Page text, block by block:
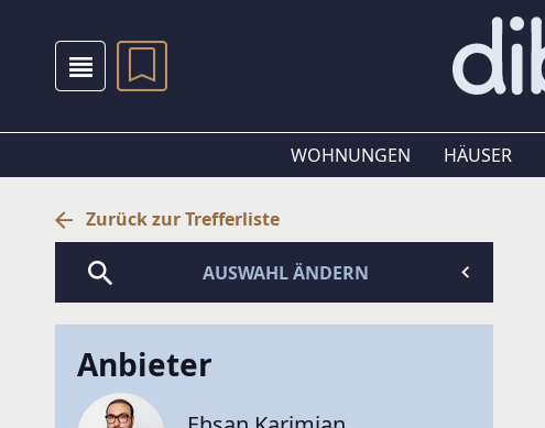
WOHNUNGEN HÄUSER
Zurück zur Trefferliste
AUSWAHL ÄNDERN
Anbieter